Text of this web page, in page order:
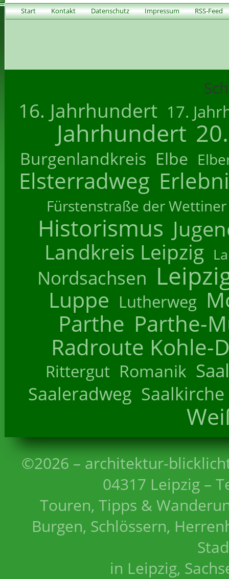
Start Kontakt Datenschutz Impressum RSS-Feed
16. Jahrhundert 17.
Jahrhundert
Burgenlandkreis Elbe
Elsterradweg
Fürstenstraße der Wettiner
Historismus
Landkreis Leipzig
Nordsachsen
Luppe Lutherweg
Parthe Parthe-
Radroute Kohle-
Rittergut Romanik
Saaleradweg Saalkirche
©2026 – architektur-
04317 Leipzig –
Touren, Tipps &
Burgen, Schlössern,
in Leipzig,